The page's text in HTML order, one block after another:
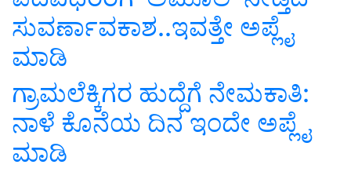
ಸುವರ್ಣಾವಕಾಶ..ಇವತ್ತೇ ಅಪ್ಲೈ
ಮಾಡಿ
ಗ್ರಾಮಲೆಕ್ಕಿಗರ ಹುದ್ದೆಗೆ ನೇಮಕಾತಿ:
ನಾಳೆ ಕೊನೆಯ ದಿನ ಇಂದೇ ಅಪ್ಲೈ
ಮಾಡಿ